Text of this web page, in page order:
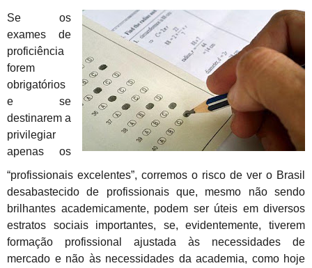
Se os
exames de
proficiência
forem
obrigatórios
e se
destinarem a
privilegiar
apenas os
“profissionais excelentes”, corremos o risco de ver o Brasil
desabastecido de profissionais que, mesmo não sendo
brilhantes academicamente, podem ser úteis em diversos
estratos sociais importantes, se, evidentemente, tiverem
formação profissional ajustada às necessidades de
mercado e não às necessidades da academia, como hoje